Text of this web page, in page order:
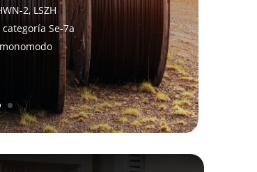
2, LSZH
Se-7a